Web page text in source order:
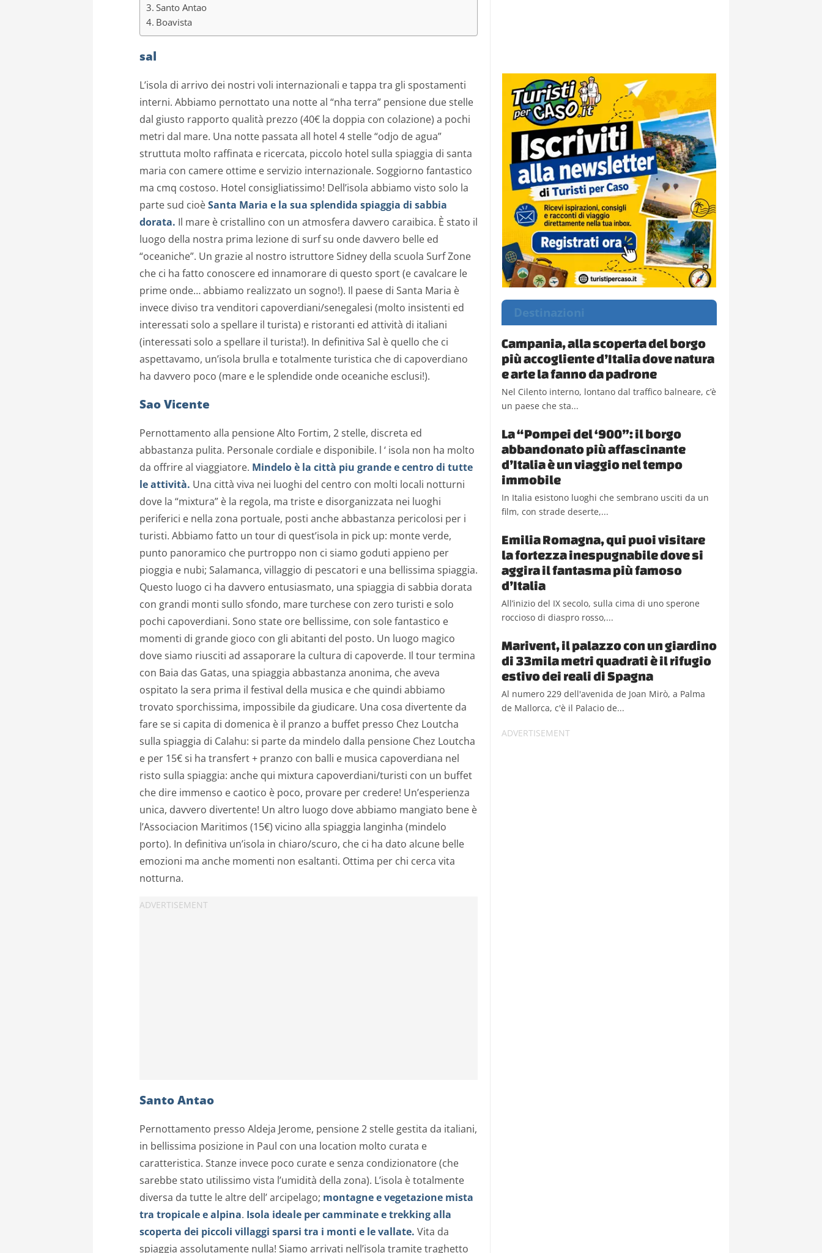
Santo Antao
Boavista
sal
L’isola di arrivo dei nostri voli internazionali e tappa tra gli spostamenti
interni. Abbiamo pernottato una notte al “nha terra” pensione due stelle
dal giusto rapporto qualità prezzo (40€ la doppia con colazione) a pochi
metri dal mare. Una notte passata all hotel 4 stelle “odjo de agua”
struttuta molto raffinata e ricercata, piccolo hotel sulla spiaggia di santa
maria con camere ottime e servizio internazionale. Soggiorno fantastico
ma cmq costoso. Hotel consigliatissimo! Dell’isola abbiamo visto solo la
parte sud cioèSanta Maria e la sua splendida spiaggia di sabbia
dorata. Il mare è cristallino con un atmosfera davvero caraibica. È stato il
luogo della nostra prima lezione di surf su onde davvero belle ed
“oceaniche”. Un grazie al nostro istruttore Sidney della scuola Surf Zone
che ci ha fatto conoscere ed innamorare di questo sport (e cavalcare le
prime onde… abbiamo realizzato un sogno!). Il paese di Santa Maria è
invece diviso tra venditori capoverdiani/senegalesi (molto insistenti ed
interessati solo a spellare il turista) e ristoranti ed attività di italiani
(interessati solo a spellare il turista!). In definitiva Sal è quello che ci
aspettavamo, un’isola brulla e totalmente turistica che di capoverdiano
ha davvero poco (mare e le splendide onde oceaniche esclusi!).
Sao Vicente
Pernottamento alla pensione Alto Fortim, 2 stelle, discreta ed
abbastanza pulita. Personale cordiale e disponibile. l ‘ isola non ha molto
da offrire al viaggiatore. Mindelo è la città piu grande e centro di tutte
le attività. Una città viva nei luoghi del centro con molti locali notturni
dove la “mixtura” è la regola, ma triste e disorganizzata nei luoghi
periferici e nella zona portuale, posti anche abbastanza pericolosi per i
turisti. Abbiamo fatto un tour di quest’isola in pick up: monte verde,
punto panoramico che purtroppo non ci siamo goduti appieno per
pioggia e nubi; Salamanca, villaggio di pescatori e una bellissima spiaggia.
Questo luogo ci ha davvero entusiasmato, una spiaggia di sabbia dorata
con grandi monti sullo sfondo, mare turchese con zero turisti e solo
pochi capoverdiani. Sono state ore bellissime, con sole fantastico e
momenti di grande gioco con gli abitanti del posto. Un luogo magico
dove siamo riusciti ad assaporare la cultura di capoverde. Il tour termina
con Baia das Gatas, una spiaggia abbastanza anonima, che aveva
ospitato la sera prima il festival della musica e che quindi abbiamo
trovato sporchissima, impossibile da giudicare. Una cosa divertente da
fare se si capita di domenica è il pranzo a buffet presso Chez Loutcha
sulla spiaggia di Calahu: si parte da mindelo dalla pensione Chez Loutcha
e per 15€ si ha transfert + pranzo con balli e musica capoverdiana nel
risto sulla spiaggia: anche qui mixtura capoverdiani/turisti con un buffet
che dire immenso e caotico è poco, provare per credere! Un’esperienza
unica, davvero divertente! Un altro luogo dove abbiamo mangiato bene è
l’Associacion Maritimos (15€) vicino alla spiaggia langinha (mindelo
porto). In definitiva un’isola in chiaro/scuro, che ci ha dato alcune belle
emozioni ma anche momenti non esaltanti. Ottima per chi cerca vita
notturna.
Santo Antao
Pernottamento presso Aldeja Jerome, pensione 2 stelle gestita da italiani,
in bellissima posizione in Paul con una location molto curata e
caratteristica. Stanze invece poco curate e senza condizionatore (che
sarebbe stato utilissimo vista l’umidità della zona). L’isola è totalmente
diversa da tutte le altre dell’ arcipelago; montagne e vegetazione mista
tra tropicale e alpina. Isola ideale per camminate e trekking alla
scoperta dei piccoli villaggi sparsi tra i monti e le vallate. Vita da
spiaggia assolutamente nulla! Siamo arrivati nell’isola tramite traghetto
Destinazioni
Campania, alla scoperta del borgo
più accogliente d’Italia dove natura
e arte la fanno da padrone
Nel Cilento interno, lontano dal traffico balneare, c’è
un paese che sta...
La “Pompei del ‘900”: il borgo
abbandonato più affascinante
d’Italia è un viaggio nel tempo
immobile
In Italia esistono luoghi che sembrano usciti da un
film, con strade deserte,...
Emilia Romagna, qui puoi visitare
la fortezza inespugnabile dove si
aggira il fantasma più famoso
d’Italia
All’inizio del IX secolo, sulla cima di uno sperone
roccioso di diaspro rosso,...
Marivent, il palazzo con un giardino
di 33mila metri quadrati è il rifugio
estivo dei reali di Spagna
Al numero 229 dell'avenida de Joan Mirò, a Palma
de Mallorca, c'è il Palacio de...